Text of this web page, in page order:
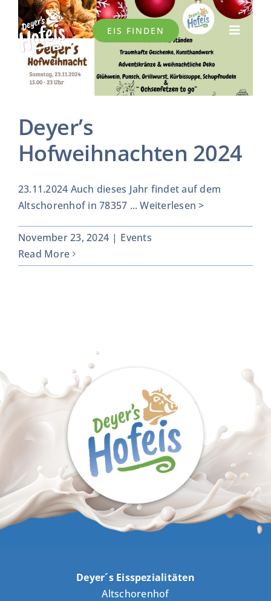
content
EIS FINDEN
Toggle
SORTIMENT
AKTUELLES
AUSFLUGSZIEL
ALTSCHORENHOF
EISBESTELLUNG
KONTAKT
Deyer’s
Hofweihnachten 2024
23.11.2024 Auch dieses Jahr findet auf dem
Altschorenhof in 78357 ... Weiterlesen >
November 23, 2024 | Events
Read More
Deyer´s Eisspezialitäten
Altschorenhof